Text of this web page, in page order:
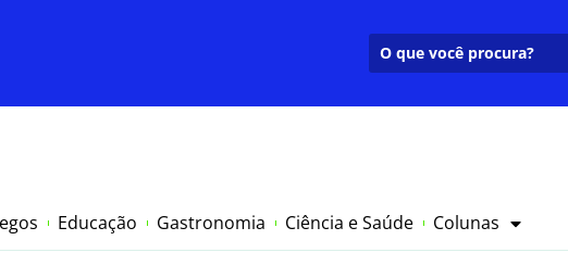
Educação Gastronomia Ciência e Saúde Colunas